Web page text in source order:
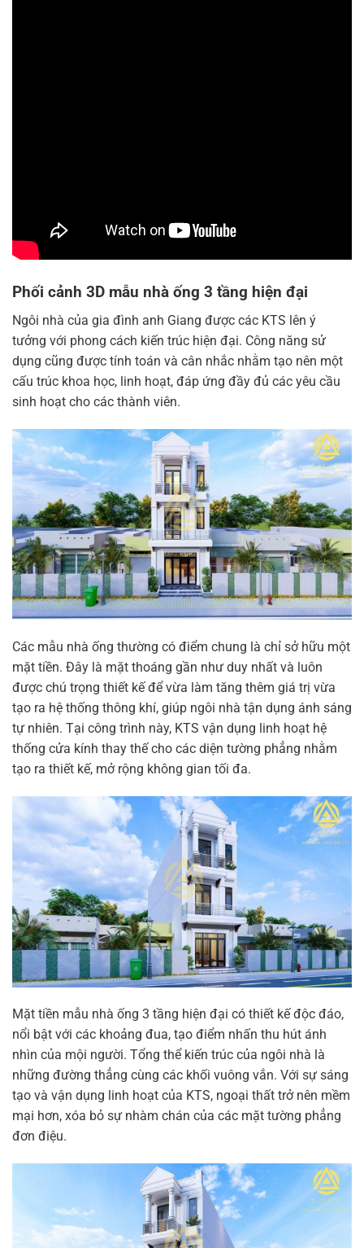
Phối cảnh 3D mẫu nhà ống 3 tầng hiện đại
Ngôi nhà của gia đình anh Giang được các KTS lên ý
tưởng với phong cách kiến trúc hiện đại. Công năng sử
dụng cũng được tính toán và cân nhắc nhằm tạo nên một
cấu trúc khoa học, linh hoạt, đáp ứng đầy đủ các yêu cầu
sinh hoạt cho các thành viên.
Các mẫu nhà ống thường có điểm chung là chỉ sở hữu một
mặt tiền. Đây là mặt thoáng gần như duy nhất và luôn
được chú trọng thiết kế để vừa làm tăng thêm giá trị vừa
tạo ra hệ thống thông khí, giúp ngôi nhà tận dụng ánh sáng
tự nhiên. Tại công trình này, KTS vận dụng linh hoạt hệ
thống cửa kính thay thế cho các diện tường phẳng nhằm
tạo ra thiết kế, mở rộng không gian tối đa.
Mặt tiền mẫu nhà ống 3 tầng hiện đại có thiết kế độc đáo,
nổi bật với các khoảng đua, tạo điểm nhấn thu hút ánh
nhìn của mội người. Tổng thể kiến trúc của ngôi nhà là
những đường thẳng cùng các khối vuông vắn. Với sự sáng
tạo và vận dụng linh hoạt của KTS, ngoại thất trở nên mềm
mại hơn, xóa bỏ sự nhàm chán của các mặt tường phẳng
đơn điệu.